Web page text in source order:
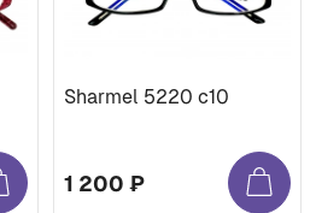
Sharmel 5220 c10
1 200 ₽